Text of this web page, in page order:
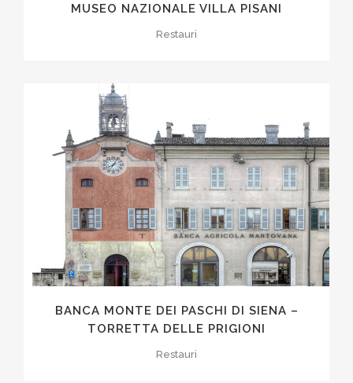
MUSEO NAZIONALE VILLA PISANI
Restauri
BANCA MONTE DEI PASCHI DI SIENA –
TORRETTA DELLE PRIGIONI
Restauri